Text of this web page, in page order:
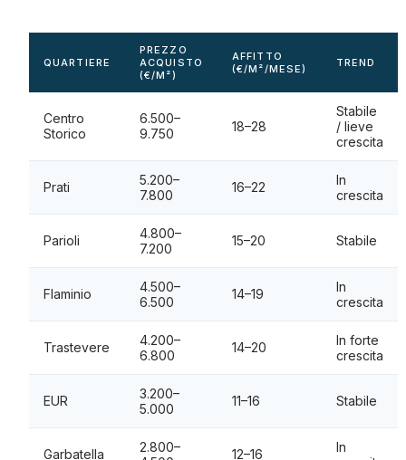
QUARTIERE
PREZZO
ACQUISTO
(€/M²)
AFFITTO
(€/M²/MESE)
TREND
Centro
Storico
6.500–
9.750
18–28
Stabile
/ lieve
crescita
Prati
5.200–
7.800
16–22
In
crescita
Parioli
4.800–
7.200
15–20 Stabile
Flaminio
4.500–
6.500
14–19
In
crescita
Trastevere
4.200–
6.800
14–20
In forte
crescita
EUR
3.200–
5.000
11–16 Stabile
Garbatella
2.800–
12–16
In